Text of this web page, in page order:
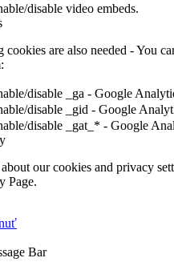
disable video embeds.
are also needed - You
disable _ga - Google
disable _gid - Google
disable _gat_* - Google
our cookies and privacy
Page.
Bar